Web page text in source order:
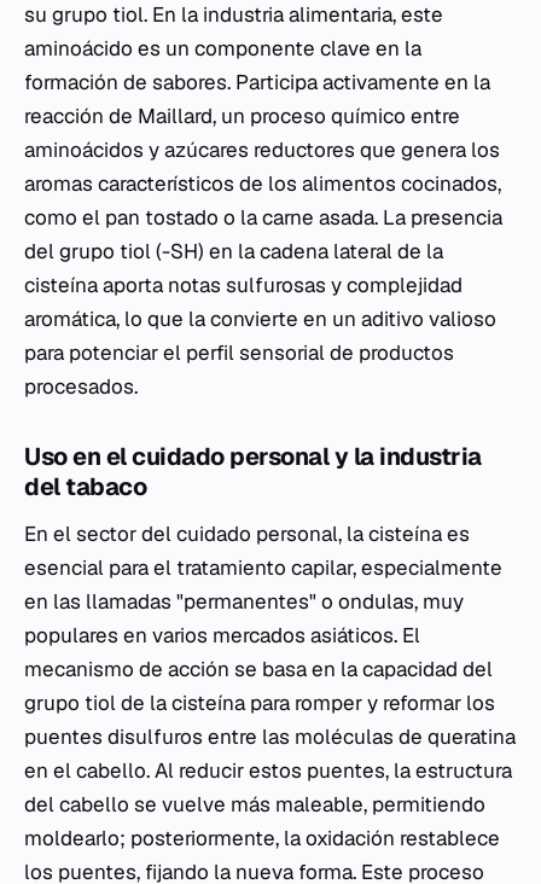
su grupo tiol. En la industria alimentaria, este
aminoácido es un componente clave en la
formación de sabores. Participa activamente en la
reacción de Maillard, un proceso químico entre
aminoácidos y azúcares reductores que genera los
aromas característicos de los alimentos cocinados,
como el pan tostado o la carne asada. La presencia
del grupo tiol (-SH) en la cadena lateral de la
cisteína aporta notas sulfurosas y complejidad
aromática, lo que la convierte en un aditivo valioso
para potenciar el perfil sensorial de productos
procesados.
Uso en el cuidado personal y la industria
del tabaco
En el sector del cuidado personal, la cisteína es
esencial para el tratamiento capilar, especialmente
en las llamadas "permanentes" o ondulas, muy
populares en varios mercados asiáticos. El
mecanismo de acción se basa en la capacidad del
grupo tiol de la cisteína para romper y reformar los
puentes disulfuros entre las moléculas de queratina
en el cabello. Al reducir estos puentes, la estructura
del cabello se vuelve más maleable, permitiendo
moldearlo; posteriormente, la oxidación restablece
los puentes, fijando la nueva forma. Este proceso